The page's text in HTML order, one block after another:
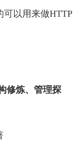
可以用来做HTTP
修炼、管理探